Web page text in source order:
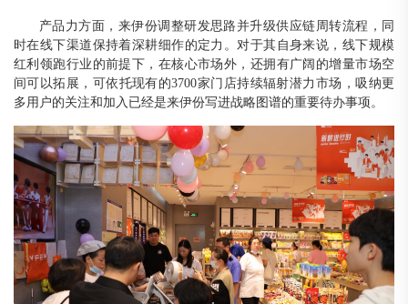
产品力方面，来伊份调整研发思路并升级供应链周转流程 ，同
时在线下渠道保持着深耕细作的定力。对于其自身来说，线下规模
红利领跑行业的前提下，在核心市场外，还拥有广阔的增量市场空
间可以拓展，可依托现有的3700家门店持续辐射潜力市场，吸纳更
多用户的关注和加入已经是来伊份写进战略图谱的重要待办事项。